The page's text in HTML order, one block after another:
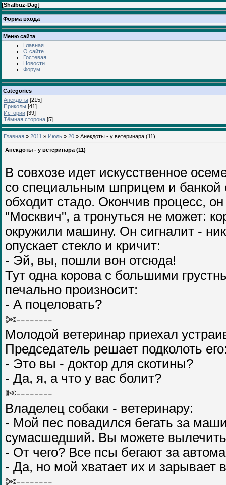
[Shalbuz-Dag]
Форма входа
Меню сайта
Главная
О сайте
Гостевая
Новости
Форум
Categories
Анекдоты [215]
Приколы [41]
Истории [39]
Тёмная сторона [5]
Главная » 2011 » Июль » 20 » Анекдоты - у ветеринара (11)
Анекдоты - у ветеринара (11)
В совхозе идет искусственное
со специальным шприцем и
обходит стадо. Окончив процесс,
"Москвич", а тронуться не может:
окружили машину. Он сигналит -
опускает стекло и кричит:
- Эй, вы, пошли вон отсюда!
Тут одна корова с большими
печально произносит:
- А поцеловать?
✄--------
Молодой ветеринар приехал
Председатель решает подколоть
- Это вы - доктор для скотины?
- Да, я, а что у вас болит?
✄--------
Владелец собаки - ветеринару:
- Мой пес повадился бегать за
сумасшедший. Вы можете вылечить
- От чего? Все псы бегают за
- Да, но мой хватает их и зарывает
✄--------